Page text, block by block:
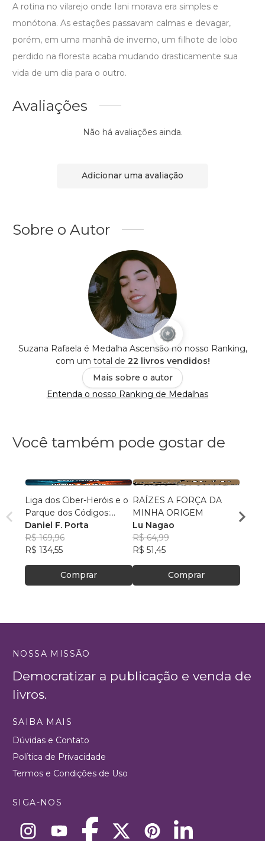
A rotina no vilarejo onde Iani morava era simples e
monótona. As estações passavam calmas e devagar,
porém, em uma manhã de inverno, um filhote de lobo
perdido na floresta acaba mudando drasticamente sua
vida de um dia para o outro.
Avaliações
Não há avaliações ainda.
Adicionar uma avaliação
Sobre o Autor
Suzana Rafaela é Medalha Ascensão no nosso Ranking,
com um total de 22 livros vendidos!
Mais sobre o autor
Entenda o nosso Ranking de Medalhas
Você também pode gostar de
Liga dos Ciber-Heróis e o
Parque dos Códigos:
Rumo ao Desconhecido
Daniel F. Porta
R$ 169,96
R$ 134,55
Comprar
RAÍZES A FORÇA DA
MINHA ORIGEM
Lu Nagao
R$ 64,99
R$ 51,45
Comprar
R$
NOSSA MISSÃO
Democratizar a publicação e venda de
livros.
SAIBA MAIS
Dúvidas e Contato
Política de Privacidade
Termos e Condições de Uso
SIGA-NOS